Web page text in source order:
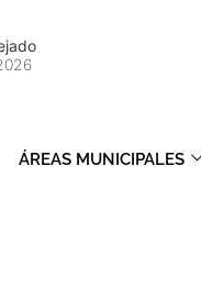
ÁREAS MUNICIPALES